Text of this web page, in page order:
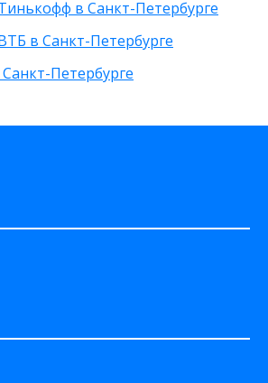
дома
в Санкт-Петербурге
в Санкт-Петербурге
Петербурге